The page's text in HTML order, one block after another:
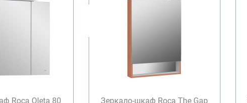
Roca Oleta 80
Зеркало-шкаф Roca The Gap